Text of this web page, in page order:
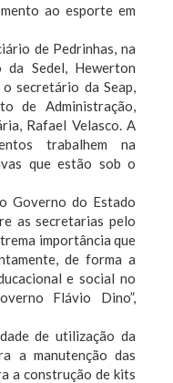
ao esporte em
de Pedrinhas, na
Sedel, Hewerton
secretário da Seap,
de Administração,
Rafael Velasco. A
trabalhem na
que estão sob o
Governo do Estado
as secretarias pelo
importância que
de forma a
e social no
Flávio Dino”,
de utilização da
a manutenção das
a construção de kits